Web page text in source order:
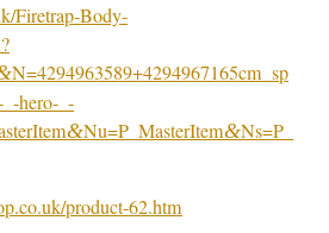
Firetrap-Body-
N=4294963589+4294967165cm_sp
hero-_-
&Nu=P_MasterItem&Ns=P_
product-62.htm